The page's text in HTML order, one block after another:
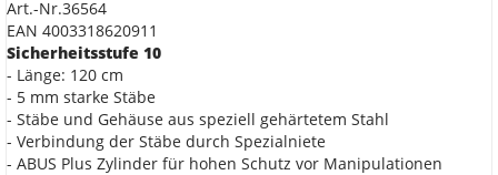
Art.-Nr.36564
EAN 4003318620911
Sicherheitsstufe 10
- Länge: 120 cm
- 5 mm starke Stäbe
- Stäbe und Gehäuse aus speziell gehärtetem Stahl
- Verbindung der Stäbe durch Spezialniete
- ABUS Plus Zylinder für hohen Schutz vor Manipulationen